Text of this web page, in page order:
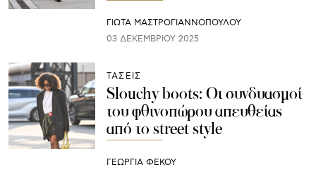
ΓΙΩΤΑ ΜΑΣΤΡΟΓΙΑΝΝΟΠΟΥΛΟΥ
03 ΔΕΚΕΜΒΡΊΟΥ 2025
ΤΑΣΕΙΣ
Slouchy boots: Οι συνδυασμοί
του φθινοπώρου απευθείας
από το street style
ΓΕΩΡΓΙΑ ΦΕΚΟΥ